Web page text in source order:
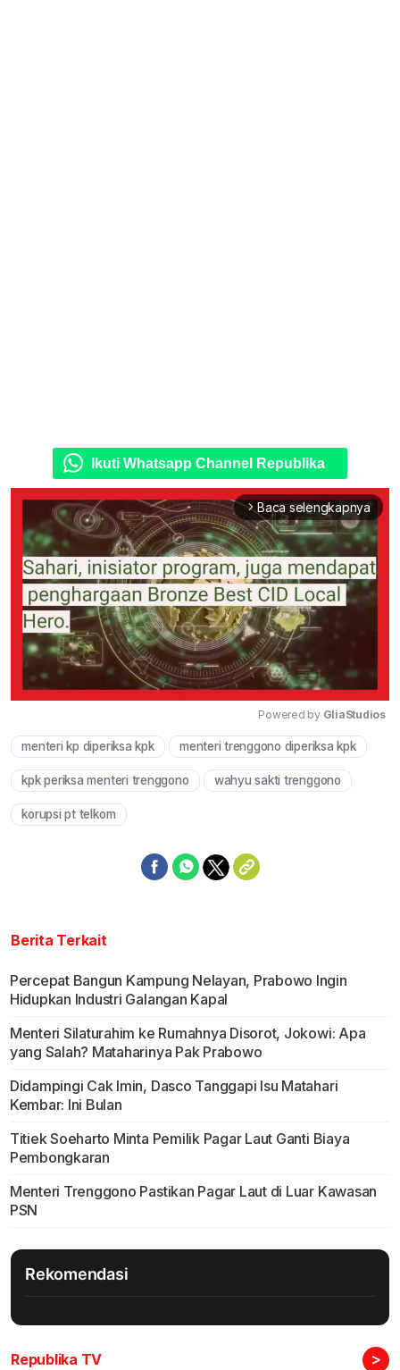
Ikuti Whatsapp Channel Republika
arrow_forward_ios Baca selengkapnya
Mute
Powered by GliaStudios
menteri kp diperiksa kpk menteri trenggono diperiksa kpk
kpk periksa menteri trenggono wahyu sakti trenggono
korupsi pt telkom
Berita Terkait
Percepat Bangun Kampung Nelayan, Prabowo Ingin
Hidupkan Industri Galangan Kapal
Menteri Silaturahim ke Rumahnya Disorot, Jokowi: Apa
yang Salah? Mataharinya Pak Prabowo
Didampingi Cak Imin, Dasco Tanggapi Isu Matahari
Kembar: Ini Bulan
Titiek Soeharto Minta Pemilik Pagar Laut Ganti Biaya
Pembongkaran
Menteri Trenggono Pastikan Pagar Laut di Luar Kawasan
PSN
Rekomendasi
Republika TV >